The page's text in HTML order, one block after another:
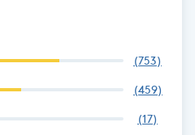
(753)
(459)
(17)